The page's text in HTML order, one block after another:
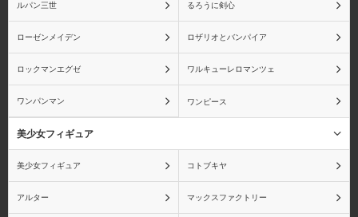
イズ
CCP
ルパン三世 るろうに剣心
ローゼンメイデン ロザリオとバンパイア
ロックマンエグゼ ワルキューレロマンツェ
ワンパンマン ワンピース
美少女フィギュア
美少女フィギュア コトブキヤ
アルター マックスファクトリー